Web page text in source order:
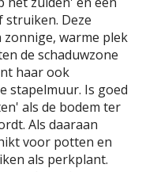
struiken. Deze
warme plek
de schaduwzone
haar ook
stapelmuur. Is goed
als de bodem ter
Als daaraan
voor potten en
als perkplant.